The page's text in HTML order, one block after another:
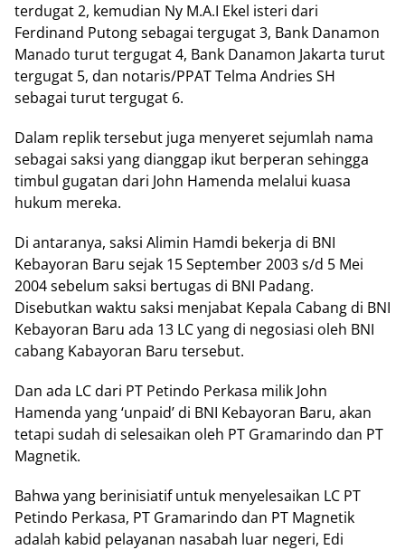
terdugat 2, kemudian Ny M.A.I Ekel isteri dari
Ferdinand Putong sebagai tergugat 3, Bank Danamon
Manado turut tergugat 4, Bank Danamon Jakarta turut
tergugat 5, dan notaris/PPAT Telma Andries SH
sebagai turut tergugat 6.
Dalam replik tersebut juga menyeret sejumlah nama
sebagai saksi yang dianggap ikut berperan sehingga
timbul gugatan dari John Hamenda melalui kuasa
hukum mereka.
Di antaranya, saksi Alimin Hamdi bekerja di BNI
Kebayoran Baru sejak 15 September 2003 s/d 5 Mei
2004 sebelum saksi bertugas di BNI Padang.
Disebutkan waktu saksi menjabat Kepala Cabang di BNI
Kebayoran Baru ada 13 LC yang di negosiasi oleh BNI
cabang Kabayoran Baru tersebut.
Dan ada LC dari PT Petindo Perkasa milik John
Hamenda yang ‘unpaid’ di BNI Kebayoran Baru, akan
tetapi sudah di selesaikan oleh PT Gramarindo dan PT
Magnetik.
Bahwa yang berinisiatif untuk menyelesaikan LC PT
Petindo Perkasa, PT Gramarindo dan PT Magnetik
adalah kabid pelayanan nasabah luar negeri, Edi